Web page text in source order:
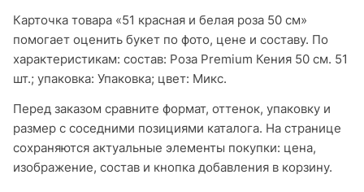
Карточка товара «51 красная и белая роза 50 см»
помогает оценить букет по фото, цене и составу. По
характеристикам: состав: Роза Premium Кения 50 см. 51
шт.; упаковка: Упаковка; цвет: Микс.
Перед заказом сравните формат, оттенок, упаковку и
размер с соседними позициями каталога. На странице
сохраняются актуальные элементы покупки: цена,
изображение, состав и кнопка добавления в корзину.